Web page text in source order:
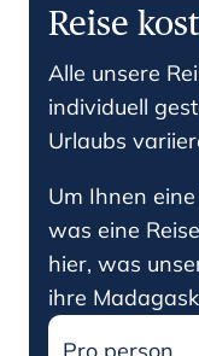
Reise
Alle unsere
individuell
Urlaubs
Um Ihnen
was eine
hier, was
ihre
Pro person